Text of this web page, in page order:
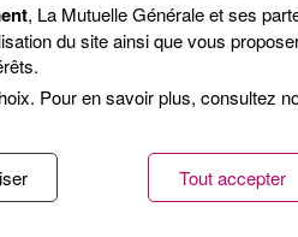
La Mutuelle
parfaitement à notre ambition
à la construction d’un acteur
sociale en France. Il nous
, La Mutuelle Générale et ses
du site ainsi que vous
Pour en savoir plus, consultez
Tout accepter